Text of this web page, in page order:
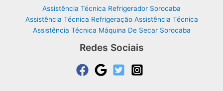
Assistência Técnica Refrigerador Sorocaba
Assistência Técnica Refrigeração Assistência Técnica
Assistência Técnica Máquina De Secar Sorocaba
Redes Sociais